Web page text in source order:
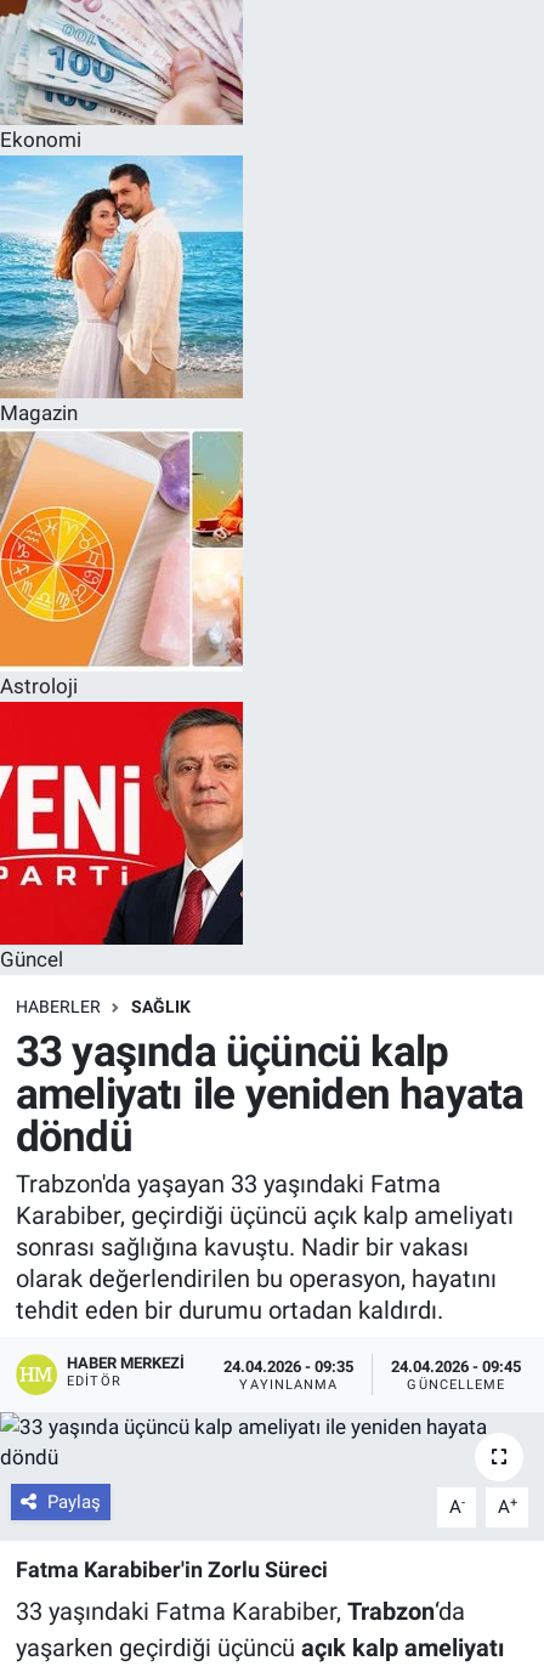
Ekonomi
Magazin
Astroloji
Güncel
HABERLER SAĞLIK
33 yaşında üçüncü kalp
ameliyatı ile yeniden hayata
döndü
Trabzon'da yaşayan 33 yaşındaki Fatma
Karabiber, geçirdiği üçüncü açık kalp ameliyatı
sonrası sağlığına kavuştu. Nadir bir vakası
olarak değerlendirilen bu operasyon, hayatını
tehdit eden bir durumu ortadan kaldırdı.
HABER MERKEZI
EDITÖR
24.04.2026 - 09:35
YAYINLANMA
24.04.2026 - 09:45
GÜNCELLEME
Paylaş A- A+
Fatma Karabiber'in Zorlu Süreci
33 yaşındaki Fatma Karabiber, Trabzon‘da
yaşarken geçirdiği üçüncü açık kalp ameliyatı